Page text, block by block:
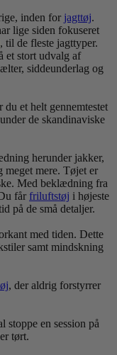
inden for jagttøj.
lige siden fokuseret
, til de fleste jagttyper.
et stort udvalg af
siddeunderlag og
du et helt gennemtestet
de skandinaviske
herunder jakker,
meget mere. Tøjet er
Med beklædning fra
får friluftstøj i højeste
på de små detaljer.
med tiden. Dette
samt mindskning
, der aldrig forstyrrer
stoppe en session på
tørt.